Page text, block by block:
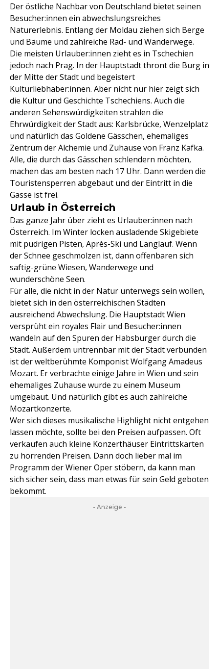
Der östliche Nachbar von Deutschland bietet seinen
Besucher:innen ein abwechslungsreiches
Naturerlebnis. Entlang der Moldau ziehen sich Berge
und Bäume und zahlreiche Rad- und Wanderwege.
Die meisten Urlauber:innen zieht es in Tschechien
jedoch nach Prag. In der Hauptstadt thront die Burg in
der Mitte der Stadt und begeistert
Kulturliebhaber:innen. Aber nicht nur hier zeigt sich
die Kultur und Geschichte Tschechiens. Auch die
anderen Sehenswürdigkeiten strahlen die
Ehrwürdigkeit der Stadt aus: Karlsbrücke, Wenzelplatz
und natürlich das Goldene Gässchen, ehemaliges
Zentrum der Alchemie und Zuhause von Franz Kafka.
Alle, die durch das Gässchen schlendern möchten,
machen das am besten nach 17 Uhr. Dann werden die
Touristensperren abgebaut und der Eintritt in die
Gasse ist frei.
Urlaub in Österreich
Das ganze Jahr über zieht es Urlauber:innen nach
Österreich. Im Winter locken ausladende Skigebiete
mit pudrigen Pisten, Après-Ski und Langlauf. Wenn
der Schnee geschmolzen ist, dann offenbaren sich
saftig-grüne Wiesen, Wanderwege und
wunderschöne Seen.
Für alle, die nicht in der Natur unterwegs sein wollen,
bietet sich in den österreichischen Städten
ausreichend Abwechslung. Die Hauptstadt Wien
versprüht ein royales Flair und Besucher:innen
wandeln auf den Spuren der Habsburger durch die
Stadt. Außerdem untrennbar mit der Stadt verbunden
ist der weltberühmte Komponist Wolfgang Amadeus
Mozart. Er verbrachte einige Jahre in Wien und sein
ehemaliges Zuhause wurde zu einem Museum
umgebaut. Und natürlich gibt es auch zahlreiche
Mozartkonzerte.
Wer sich dieses musikalische Highlight nicht entgehen
lassen möchte, sollte bei den Preisen aufpassen. Oft
verkaufen auch kleine Konzerthäuser Eintrittskarten
zu horrenden Preisen. Dann doch lieber mal im
Programm der Wiener Oper stöbern, da kann man
sich sicher sein, dass man etwas für sein Geld geboten
bekommt.
- Anzeige -